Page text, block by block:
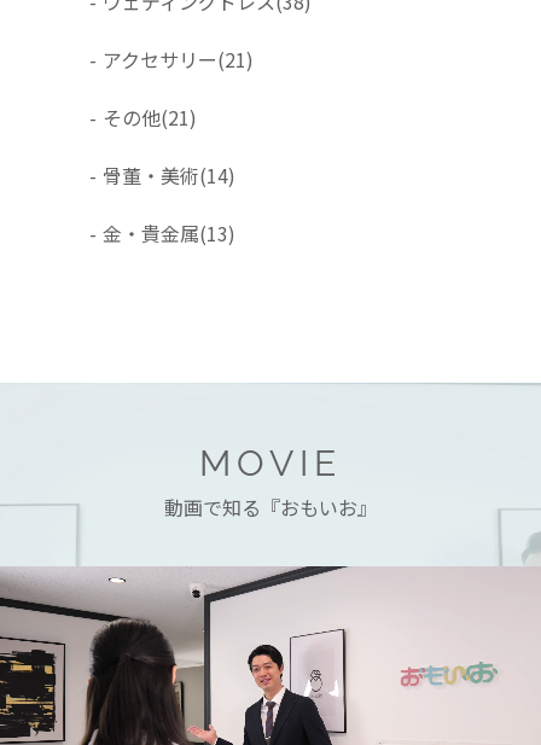
- アクセサリー(21)
- その他(21)
- 骨董・美術(14)
- 金・貴金属(13)
MOVIE
動画で知る『おもいお』